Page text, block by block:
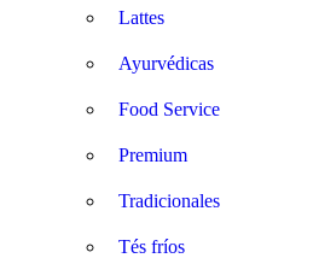
Lattes
Ayurvédicas
Food Service
Premium
Tradicionales
Tés fríos